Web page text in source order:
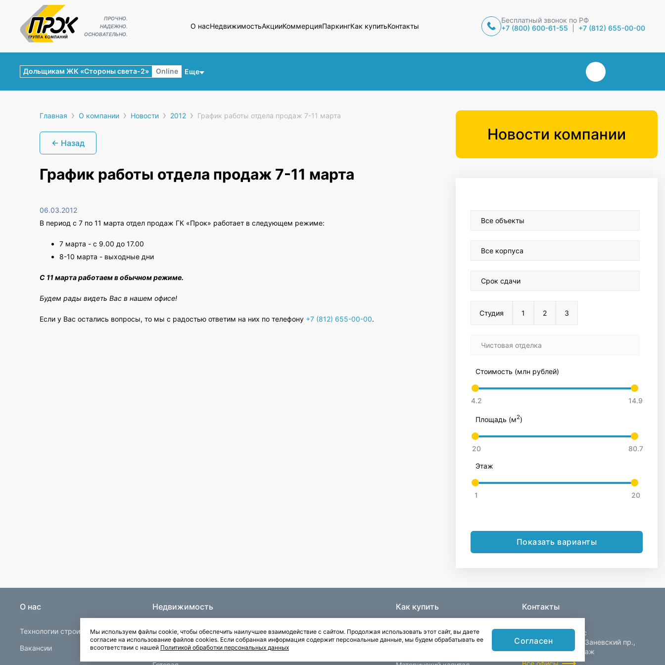
ПРОЧНО.
НАДЕЖНО.
ОСНОВАТЕЛЬНО.
О насНедвижимостьАкцииКоммерцияПаркингКак купитьКонтакты
Бесплатный звонок по РФ
+7 (800) 600-61-55
+7 (812) 655-00-00
Еще
Дольщикам ЖК «Стороны света-2» Online
Главная › О компании › Новости › 2012 › График работы отдела продаж 7-11 марта
← Назад
График работы отдела продаж 7-11 марта
06.03.2012
В период c 7 по 11 марта отдел продаж ГК «Прок» работает в следующем режиме:
7 марта - с 9.00 до 17.00
8-10 марта - выходные дни
С 11 марта работаем в обычном режиме.
Будем рады видеть Вас в нашем офисе!
Если у Вас остались вопросы, то мы с радостью ответим на них по телефону +7 (812) 655-00-00.
Новости компании
Все объекты
Все корпуса
Срок сдачи
Студия 1 2 3
Чистовая отделка
Стоимость (млн рублей)
Площадь (м2)
Этаж
Показать варианты
О нас
Технологии строительства
Вакансии
Недвижимость
Строящаяся
Квартиры в Буграх
Паркинги
Квартиры с отделкой
Как купить
Ипотека
Контакты
Центральный офис
Санкт-Петербург, Заневский пр.,
д. 30, корп. 2, 4 этаж
Все офисы
Мы используем файлы cookie, чтобы обеспечить наилучшее взаимодействие с сайтом. Продолжая использовать этот сайт, вы даете
согласие на использование файлов cookies. Если собранная информация содержит персональные данные, мы будем обрабатывать ее
всоответствии с нашей Политикой обработки персональных данных
Согласен